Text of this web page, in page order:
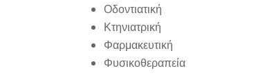
Οδοντιατική
Κτηνιατρική
Φαρμακευτική
Φυσικοθεραπεία